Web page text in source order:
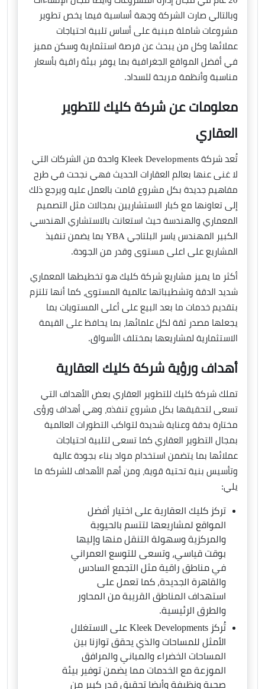
وبالتالي صارت الشركة وجهة أساسية فيما يخص تطوير
مشروعات شاملة مبنية على أساس تلبية احتياجات
عملائها وكل من يبحث عن فرصة استثمارية وسكن مميز
في أفضل المواقع الجغرافية بما يوفر بيئة راقية بأسعار
مناسبة وأنظمة مريحة للسداد.
معلومات عن شركة كليك للتطوير
العقاري
تُعد شركة Kleek Developments واحدة من الشركات التي
لا غنى عنها بعالم العقارات الحديث فهي نجحت في طرح
مفاهيم جديدة بكل مشروع قامت بالعمل عليه ويرجع ذلك
إلى تعاونها مع كبار الاستشاريين بمجالات مثل التصميم
المعماري والهندسة حيث استعانت بالاستشاري الهندسي
الكبير المهندس ياسر البلتاجي YBA بما يضمن تنفيذ
المشاريع على اعلى مستوى وقدر من الجودة.
أكثر ما يميز مشاريع شركة كليك هو تخطيطها المعماري
شديد الدقة وتشطيباتها عالمية المستوى، كما أنها تلتزم
بتقديم خدمات ما بعد البيع على أعلى المستويات بما
يجعلها مصدر ثقة لكل علمائها، بما يحافظ على القيمة
الاستثمارية لمشاريعها بمختلف الأسواق.
أهداف ورؤية شركة كليك العقارية
تملك شركة كليك للتطوير العقاري بعض الأهداف التي
تسعى لتحقيقها بكل مشروع تنفذه، وهي أهداف ورؤى
مختارة بدقة وعناية شديدة لتواكب التطورات العالمية
بمجال التطوير العقاري كما تسعى لتلبية احتياجات
عملائها بما يتضمن استخدام مواد بناء بجودة عالية
وتأسيس بنية تحتية قوية، ومن أهم الأهداف للشركة ما
يلي:
تركز كليك العقارية على اختيار أفضل
المواقع لمشاريعها لتتسم بالحيوية
والمركزية وسهولة التنقل منها وإليها
بوقت قياسي، وتسعى للتوسع العمراني
في مناطق راقية مثل التجمع السادس
والقاهرة الجديدة، كما تعمل على
استهداف المناطق القريبة من المحاور
والطرق الرئيسية.
تُركز Kleek Developments على الاستغلال
الأمثل للمساحات والذي يحقق توازنا بين
المساحات الخضراء والمباني والمرافق
الموزعة مع الخدمات مما يضمن توفير بيئة
صحية ونظيفة وأيضا تحقيق قدر كبير من